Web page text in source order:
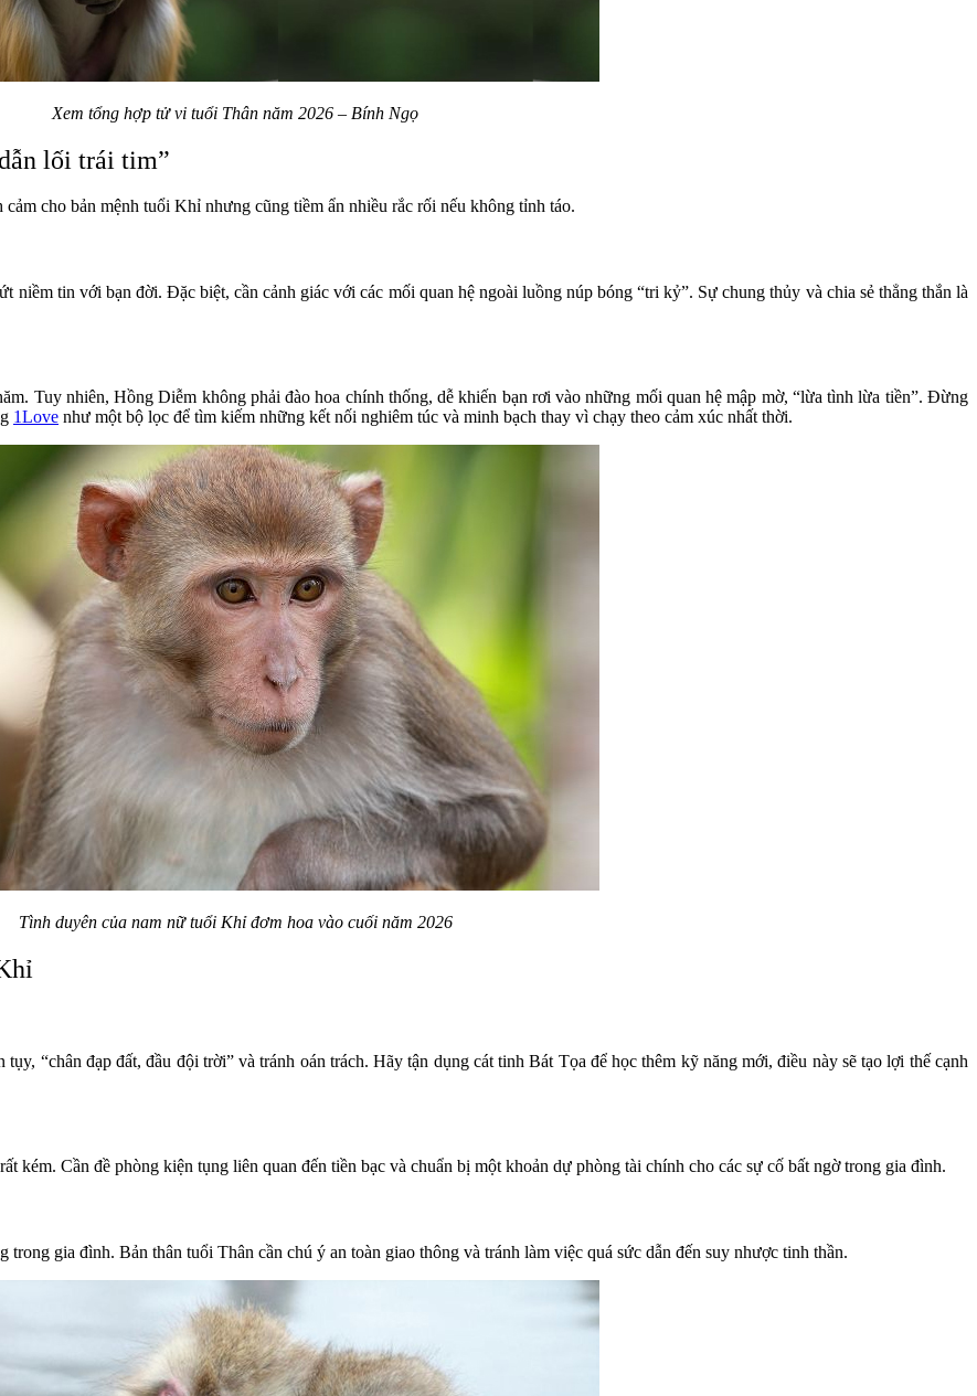
Xem tổng hợp tử vi tuổi Thân năm 2026 – Bính Ngọ
lối trái tim”
cho bản mệnh tuổi Khỉ nhưng cũng tiềm ẩn nhiều rắc rối nếu không tỉnh táo.
niềm tin với bạn đời. Đặc biệt, cần cảnh giác với các mối quan hệ ngoài luồng núp bóng “tri kỷ”. Sự chung thủy và chia sẻ thẳng thắn là
Tuy nhiên, Hồng Diễm không phải đào hoa chính thống, dễ khiến bạn rơi vào những mối quan hệ mập mờ, “lừa tình lừa tiền”. Đừng
1Love như một bộ lọc để tìm kiếm những kết nối nghiêm túc và minh bạch thay vì chạy theo cảm xúc nhất thời.
Tình duyên của nam nữ tuổi Khỉ đơm hoa vào cuối năm 2026
“chân đạp đất, đầu đội trời” và tránh oán trách. Hãy tận dụng cát tinh Bát Tọa để học thêm kỹ năng mới, điều này sẽ tạo lợi thế cạnh
Cần đề phòng kiện tụng liên quan đến tiền bạc và chuẩn bị một khoản dự phòng tài chính cho các sự cố bất ngờ trong gia đình.
gia đình. Bản thân tuổi Thân cần chú ý an toàn giao thông và tránh làm việc quá sức dẫn đến suy nhược tinh thần.